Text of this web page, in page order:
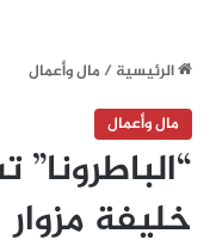
الرئيسية/مال وأعمال
مال وأعمال
خليفة مزوار